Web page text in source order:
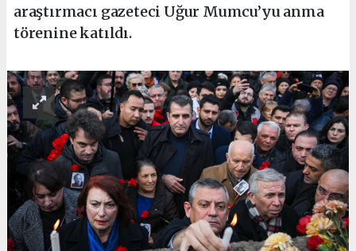
araştırmacı gazeteci Uğur Mumcu’yu anma
törenine katıldı.